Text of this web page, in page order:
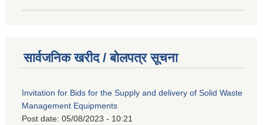
सार्वजनिक खरीद / बोलपत्र सूचना
Invitation for Bids for the Supply and delivery of Solid Waste
Management Equipments
Post date: 05/08/2023 - 10:21